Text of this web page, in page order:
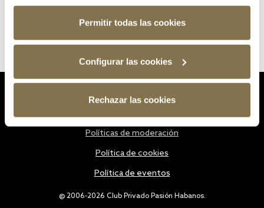
Permitir todas las cookies
Configurar las cookies
Rechazar las cookies
@ 2006-2026 Club Privado Pasión Habanos.
Políticas de moderación
Política de cookies
Política de eventos